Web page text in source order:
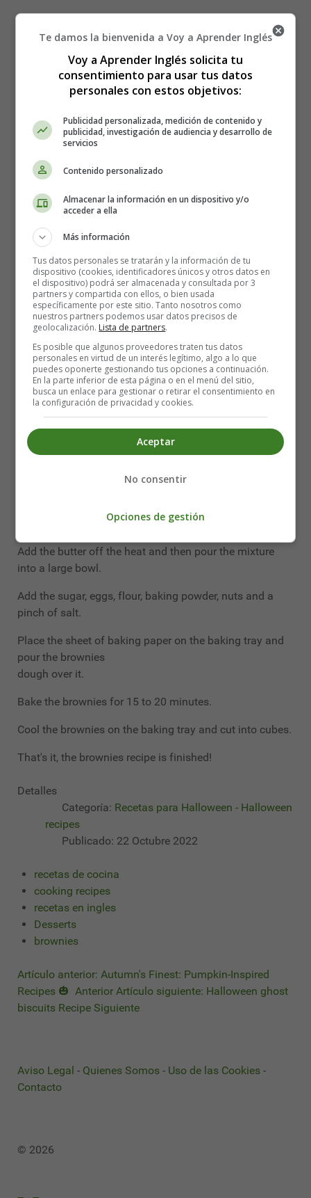
style snacks. This brownies recipe is made with shelled
What gourmet can resist the good smell of brownies
coming out of the oven?
The ingredients of the gourmet
brownie:
120 g of dark chocolate
2 eggs
70 g flour
50 g butter
200 g caster sugar
1/2 sachet of baking powder
80 g shelled walnuts
1 tablespoon of water
1 pinch of salt
1 whisk - possibly an electric mixer
1 sheet of greaseproof paper
The baking sheet
The stages of the gourmet brownie:
Preheat the oven to 200°C.
Cut the butter into pieces
tablespoon of water.
Add the butter off the heat and then pour the mixture
into a large bowl.
Add the sugar, eggs, flour, baking powder, nuts and a
pinch of salt.
Place the sheet of baking paper on the baking tray and
pour the brownies
dough over it.
Bake the brownies for 15 to 20 minutes.
Cool the brownies on the baking tray and cut into cubes.
That's it, the brownies recipe is finished!
Detalles
Categoría: Recetas para Halloween - Halloween
recipes
Publicado: 22 Octubre 2022
recetas de cocina
cooking recipes
recetas en ingles
Desserts
brownies
Artículo anterior: Autumn's Finest: Pumpkin-Inspired
Recipes 🎃 Anterior Artículo siguiente: Halloween ghost
biscuits Recipe Siguiente
Aviso Legal - Quienes Somos - Uso de las Cookies -
Contacto
© 2026
Te damos la bienvenida a Voy a Aprender Inglés
Voy a Aprender Inglés solicita tu
consentimiento para usar tus datos
personales con estos objetivos:
Publicidad personalizada, medición de contenido y
publicidad, investigación de audiencia y desarrollo de
servicios
Contenido personalizado
Almacenar la información en un dispositivo y/o
acceder a ella
Más información
Tus datos personales se tratarán y la información de tu
dispositivo (cookies, identificadores únicos y otros datos en
el dispositivo) podrá ser almacenada y consultada por 3
partners y compartida con ellos, o bien usada
específicamente por este sitio. Tanto nosotros como
nuestros partners podemos usar datos precisos de
geolocalización. Lista de partners.
Es posible que algunos proveedores traten tus datos
personales en virtud de un interés legítimo, algo a lo que
puedes oponerte gestionando tus opciones a continuación.
En la parte inferior de esta página o en el menú del sitio,
busca un enlace para gestionar o retirar el consentimiento en
la configuración de privacidad y cookies.
Aceptar
No consentir
Opciones de gestión